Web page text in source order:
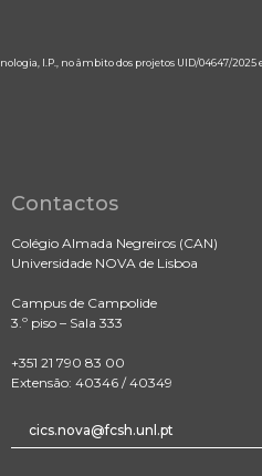
I.P., no âmbito dos projetos UID/04647/2025
Contactos
Colégio Almada Negreiros (CAN)
Universidade NOVA de Lisboa
Campus de Campolide
3.º piso – Sala 333
+351 21 790 83 00
Extensão: 40346 / 40349
cics.nova@fcsh.unl.pt